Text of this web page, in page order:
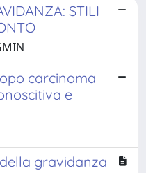
STILI
carcinoma
e
gravidanza